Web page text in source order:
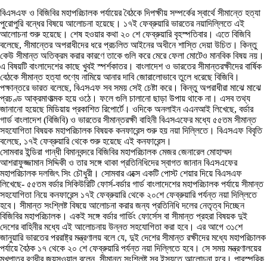
বিএসএফ ও বিজিবির মহাপরিচালক পর্যায়ের বৈঠকে দিপক্ষীয় সম্পর্কের স্বার্থে সীমান্তে হত্যা
পুরোপুরি বন্ধের বিষয়ে আলোচনা হয়েছে। ১৭ই ফেব্রুয়ারি ভারতের নয়াদিল্লিতে এই
আলোচনা শুরু হয়েছে। শেষ হওয়ার কথা ২০ শে ফেব্রুয়ারি বৃহস্পতিবার। এতে বিজিবি
বলেছে, সীমান্তের অপরাধীদের ধরে প্রচলিত আইনের অধীনে শাস্তি দেয়া উচিত। কিন্তু
কেউ সীমান্ত অতিক্রম করার কারণে তাকে গুলি করে মেরে ফেলা মোটেও মানবিক বিষয় নয়।
এ বিষয়টি বাংলাদেশের কাছে খুবই স্পর্শকাতর। বাংলাদেশ ও ভারতের সীমান্তরক্ষীদের বার্ষিক
বেঠকে সীমান্ত হত্যা শুণ্যে নামিয়ে আনার দাবি জোরালোভাবে তুলে ধরেছে বিজিবি।
পক্ষান্তরে ভারত বলেছে, বিএসএফ সব সময় সেই চেষ্টা করে। কিন্তু অপরাধীরা মাঝে মাঝে
প্রচণ্ড আক্রমাণাত্মক হয়ে ওঠে। ফলে গুলি চালানো ছাড়া উপায় থাকে না। এসব তথ্য
জানানো হয়েছে মিডিয়ায় প্রকাশিত রিপোর্টে। ওদিকে অনলাইন এএনআই লিখেছে, বর্ডার
গার্ড বাংলাদেশ (বিজিবি) ও ভারতের সীমান্তরক্ষী বাহিনী বিএসএফের মধ্যে ৫৫তম সীমান্ত
সহযোগিতা বিষয়ক মহাপরিচালক বিষয়ক কনফারেন্স শুরু হয় নয়া দিল্লিতে। বিএসএফ বিবৃতি
বলেছে, ১৭ই ফেব্রুয়ারি থেকে শুরু হয়েছে এই কনফারেন্স।
সোমবার ইন্ডিরা গান্ধী বিমানবন্দরে বিজিবির মহাপরিচালক মেজর জেনারেল মোহাম্মদ
আশরাফুজ্জামান সিদ্দিকী ও তার সঙ্গে থাকা প্রতিনিধিদের স্বাগত জানান বিএসএফের
মহাপরিচালক দলজিৎ সিং চৌধুরী। সোমবার এক্সে একটি পোস্ট শেয়ার দিয়ে বিএসএফ
লিখেছে- ৫৫তম বর্ডার সিকিউরিটি ফোর্স-বর্ডার গার্ড বাংলাদেশের মহাপরিচালক পর্যায়ে সীমান্ত
সহযোগিতা নিয়ে কনফারেন্স ১৭ই ফেব্রুয়ারি থেকে ২০শে ফেব্রুয়ারি পর্যন্ত নয়া দিল্লিতে
হবে। সীমান্ত সংশ্লিষ্ট বিষয়ে আলোচনা করার জন্য প্রতিনিধি দলের নেতৃত্ব দিচ্ছেন
বিজিবির মহাপরিচালক। একই সঙ্গে বর্ডার গার্ডিং ফোর্সেস বা সীমান্ত প্রহরা বিষয়ক দুই
দেশের বাহিনীর মধ্যে এই আলোচনায় উন্নত সহযোগিতা করা হবে। এর আগে ৩১শে
জানুয়ারি ভারতের পররাষ্ট্র মন্ত্রণালয় বলে যে, দুই দেশের সীমান্ত রক্ষীদের মধ্যে মহাপরিচালক
পর্যায়ে বৈঠক ১৭ থেকে ২০ শে ফেব্রুয়ারি পর্যন্ত নয়া দিল্লিতে হবে। সে সময় মন্ত্রণালয়ের
মুখপাত্র রণধীর জয়সওয়াল বলেন, সীমান্ত সংশ্লিষ্ট সব ইস্যুতে আলোচনা হবে। পারস্পরিক